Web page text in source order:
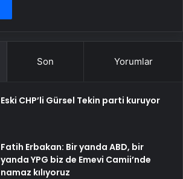
Son Yorumlar
Eski CHP’li Gürsel Tekin parti kuruyor
Fatih Erbakan: Bir yanda ABD, bir
yanda YPG biz de Emevi Camii’nde
namaz kılıyoruz